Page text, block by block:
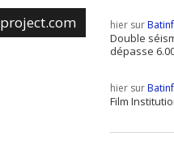
hier sur
Double
dépasse
hier sur
Film